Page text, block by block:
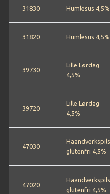
31830 Humlesus 4,5%
31820 Humlesus 4,5%
39730
Lille Lørdag
4,5%
39720
Lille Lørdag
4,5%
47030
Haandverkspils
glutenfri 4,5%
47020
Haandverkspils
glutenfri 4,5%